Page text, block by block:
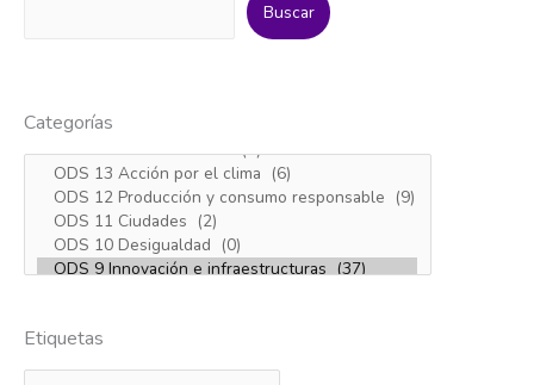
Buscar
Categorías
Etiquetas